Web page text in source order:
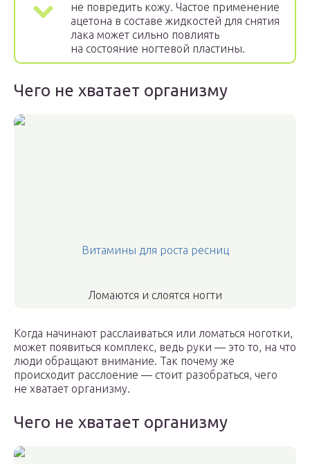
не повредить кожу. Частое применение
ацетона в составе жидкостей для снятия
лака может сильно повлиять
на состояние ногтевой пластины.
Чего не хватает организму
Витамины для роста ресниц
Ломаются и слоятся ногти
Когда начинают расслаиваться или ломаться ноготки,
может появиться комплекс, ведь руки — это то, на что
люди обращают внимание. Так почему же
происходит расслоение — стоит разобраться, чего
не хватает организму.
Чего не хватает организму